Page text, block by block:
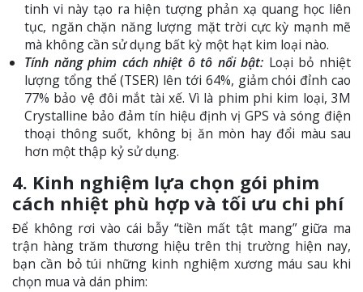
tinh vi này tạo ra hiện tượng phản xạ quang học liên
tục, ngăn chặn năng lượng mặt trời cực kỳ mạnh mẽ
mà không cần sử dụng bất kỳ một hạt kim loại nào.
Tính năng phim cách nhiệt ô tô nổi bật: Loại bỏ nhiệt
lượng tổng thể (TSER) lên tới 64%, giảm chói đỉnh cao
77% bảo vệ đôi mắt tài xế. Vì là phim phi kim loại, 3M
Crystalline bảo đảm tín hiệu định vị GPS và sóng điện
thoại thông suốt, không bị ăn mòn hay đổi màu sau
hơn một thập kỷ sử dụng.
4. Kinh nghiệm lựa chọn gói phim
cách nhiệt phù hợp và tối ưu chi phí
Để không rơi vào cái bẫy “tiền mất tật mang” giữa ma
trận hàng trăm thương hiệu trên thị trường hiện nay,
bạn cần bỏ túi những kinh nghiệm xương máu sau khi
chọn mua và dán phim: